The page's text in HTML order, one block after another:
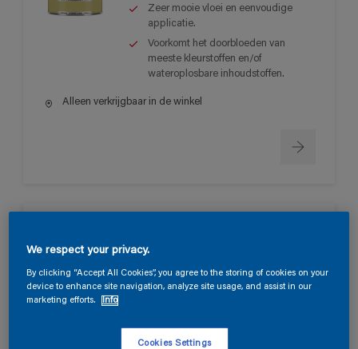
Zeer mooie vloei en eenvoudige
applicatie.
Voorkomt het doorbloeden van
meeste kleurstoffen en/of
wateroplosbare inhoudstoffen.
Alleen verkrijgbaar in de winkel
Zeer goede vloei en goed
schuurbaar.
doorharding.
We respect your privacy.
By clicking “Accept All Cookies”, you agree to the storing of cookies on your
device to enhance site navigation, analyze site usage, and assist in our
marketing efforts.
Info
Cookies Settings